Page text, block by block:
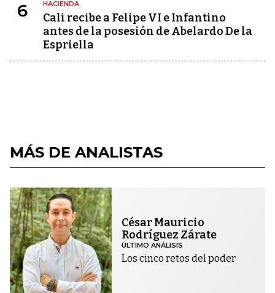
6 HACIENDA
Cali recibe a Felipe VI e Infantino
antes de la posesión de Abelardo De la
Espriella
MÁS DE ANALISTAS
César Mauricio
Rodríguez Zárate
ÚLTIMO ANÁLISIS
Los cinco retos del poder